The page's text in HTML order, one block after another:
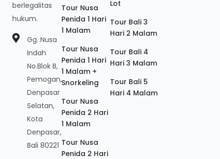
berlegalitas
hukum.
Gg. Nusa
Indah
No.Blok B,
Pemogan,
Denpasar
Selatan,
Kota
Denpasar,
Bali 80221
Tour Nusa
Penida 1 Hari
1 Malam
Tour Nusa
Penida 1 Hari
1 Malam +
Snorkeling
Tour Nusa
Penida 2 Hari
1 Malam
Tour Nusa
Penida 2 Hari
Lot
Tour Bali 3
Hari 2 Malam
Tour Bali 4
Hari 3 Malam
Tour Bali 5
Hari 4 Malam